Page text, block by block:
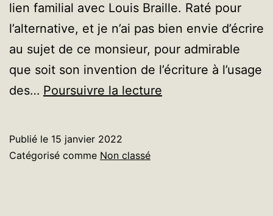
lien familial avec Louis Braille. Raté pour
l’alternative, et je n’ai pas bien envie d’écrire
au sujet de ce monsieur, pour admirable
que soit son invention de l’écriture à l’usage
des… Poursuivre la lecture
Publié le 15 janvier 2022
Catégorisé comme Non classé